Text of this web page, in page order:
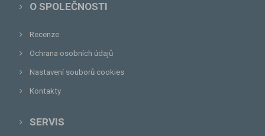
O SPOLEČNOSTI
Recenze
Ochrana osobních údajů
Nastavení souborů cookies
Kontakty
SERVIS